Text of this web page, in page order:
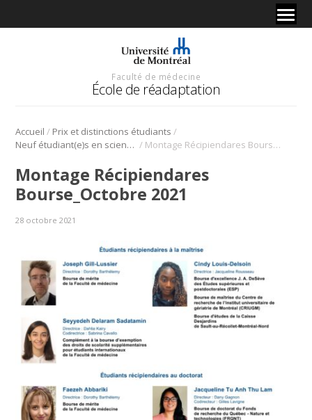
Faculté de médecine
École de réadaptation
Accueil / Prix et distinctions étudiants /
Neuf étudiant(e)s en sciences de la réadaptation récipiendaires de bourses / Montage Récipiendares Bourse_Octobre 2021
Montage Récipiendares
Bourse_Octobre 2021
28 octobre 2021